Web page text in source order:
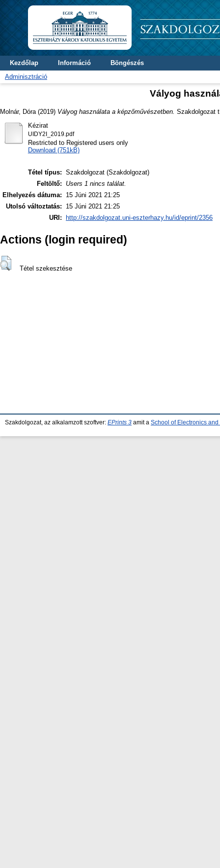
Kezdőlap Információ
Böngészés
Adminisztráció
Vályog
Molnár, Dóra (2019) Vályog használata a képzőművészetben. Szakdolgozat
Kézirat
UIDY2I_2019.pdf
Restricted to Registered users only
Download (751kB)
Tétel típus: Szakdolgozat (Szakdolgozat)
Feltöltő:
Users 1 nincs találat.
Elhelyezés dátuma:
15 Júni 2021 21:25
Utolsó változtatás:
15 Júni 2021 21:25
URI:
http://szakdolgozat.uni-eszterhazy.hu/id/eprint/2356
Actions (login required)
Tétel szekesztése
Szakdolgozat, az alkalamzott szoftver: EPrints 3 amit a School of Electronics